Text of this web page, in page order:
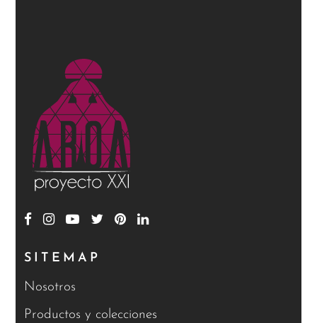
SITEMAP
Nosotros
Productos y colecciones